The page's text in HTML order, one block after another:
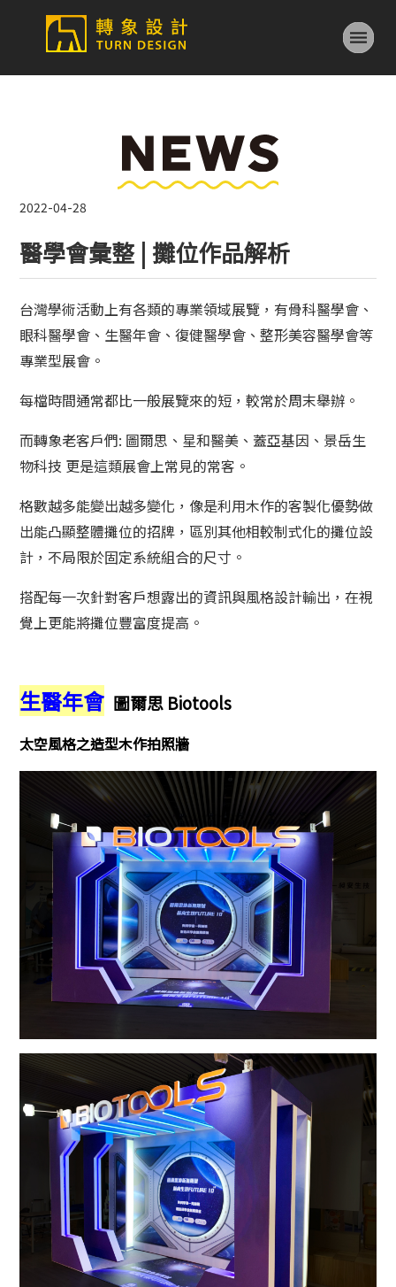
2022-04-28
醫學會彙整 | 攤位作品解析
台灣學術活動上有各類的專業領域展覽，有骨科醫學會、
眼科醫學會、生醫年會、復健醫學會、整形美容醫學會等
專業型展會。
每檔時間通常都比一般展覽來的短，較常於周末舉辦。
而轉象老客戶們: 圖爾思、星和醫美、蓋亞基因、景岳生
物科技 更是這類展會上常見的常客。
格數越多能變出越多變化， 像是利用木作的客製化優勢做
出能凸顯整體攤位的招牌，區別其他相較制式化的攤位設
計，不局限於固定系統組合的尺寸。
搭配每一次針對客戶想露出的資訊與風格設計輸出，在視
覺上更能將攤位豐富度提高。
生醫年會 圖爾思 Biotools
太空風格之造型木作拍照牆